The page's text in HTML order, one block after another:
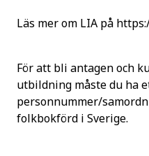
Läs mer om LIA på
För att bli antagen och
utbildning måste du ha
personnummer/
folkbokförd i Sverige.